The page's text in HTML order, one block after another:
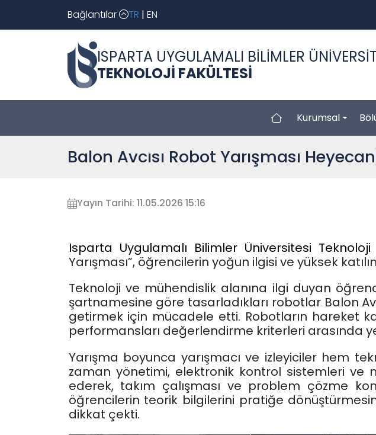
Bağlantılar TR | EN
ISPARTA UYGULAMALI BİLİMLER
TEKNOLOJİ FAKÜLTESİ
Kurumsal
Balon Avcısı Robot Yarışması
Yayın Tarihi: 11.05.2026 15:16
Isparta Uygulamalı Bilimler Üniversitesi Teknoloji
Yarışması”, öğrencilerin yoğun ilgisi ve yüksek
Teknoloji ve mühendislik alanına ilgi duyan
şartnamesine göre tasarladıkları robotlar Balon
getirmek için mücadele etti. Robotların hareket
performansları değerlendirme kriterleri arasında
Yarışma boyunca yarışmacı ve izleyiciler hem
zaman yönetimi, elektronik kontrol sistemleri ve
ederek, takım çalışması ve problem çözme
öğrencilerin teorik bilgilerini pratiğe
dikkat çekti.